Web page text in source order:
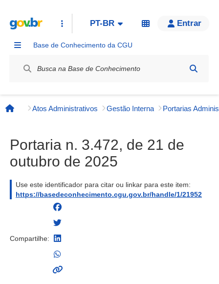
PT-BR Entrar
Base de Conhecimento da CGU
Página inicial
Atos Administrativos Gestão Interna
Portaria n. 3.472, de 21 de
outubro de 2025
Use este identificador para citar ou linkar para este item:
https://basedeconhecimento.cgu.gov.br/handle/1/21952
Compartilhe: